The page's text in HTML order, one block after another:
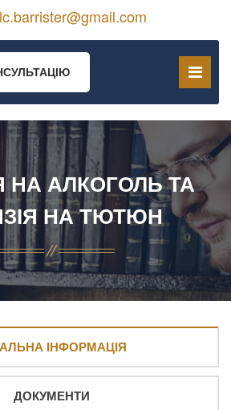
НА АЛКОГОЛЬ ТА
НА ТЮТЮН
ІНФОРМАЦІЯ
ДОКУМЕНТИ